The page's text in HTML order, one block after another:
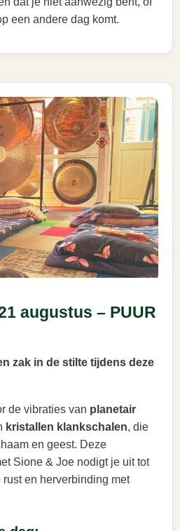
een andere dag komt.
augustus – PUUR
zak in de stilte tijdens deze
de vibraties van planetair
kristallen klankschalen, die
en geest. Deze
Sione & Joe nodigt je uit tot
en herverbinding met